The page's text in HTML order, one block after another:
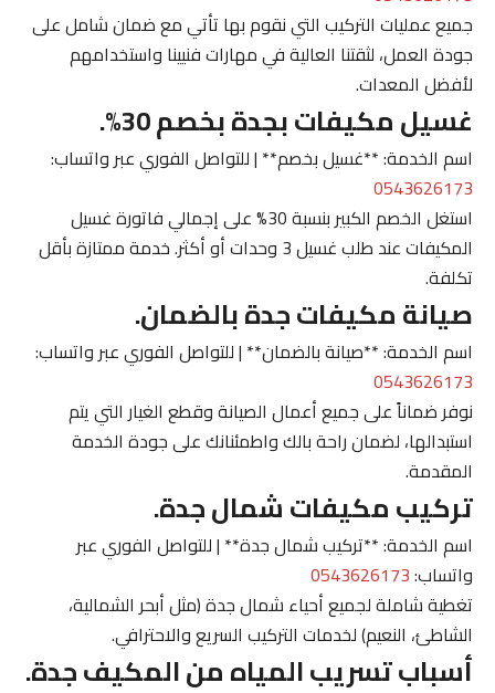
جميع عمليات التركيب التي نقوم بها تأتي مع ضمان شامل على
جودة العمل، لثقتنا العالية في مهارات فنيينا واستخدامهم
لأفضل المعدات.
غسيل مكيفات بجدة بخصم 30%.
اسم الخدمة: **غسيل بخصم** | للتواصل الفوري عبر واتساب:
0543626173
استغل الخصم الكبير بنسبة 30% على إجمالي فاتورة غسيل
المكيفات عند طلب غسيل 3 وحدات أو أكثر. خدمة ممتازة بأقل
تكلفة.
صيانة مكيفات جدة بالضمان.
اسم الخدمة: **صيانة بالضمان** | للتواصل الفوري عبر واتساب:
0543626173
نوفر ضماناً على جميع أعمال الصيانة وقطع الغيار التي يتم
استبدالها، لضمان راحة بالك واطمئنانك على جودة الخدمة
المقدمة.
تركيب مكيفات شمال جدة.
اسم الخدمة: **تركيب شمال جدة** | للتواصل الفوري عبر
واتساب:0543626173
تغطية شاملة لجميع أحياء شمال جدة (مثل أبحر الشمالية،
الشاطئ، النعيم) لخدمات التركيب السريع والاحترافي.
أسباب تسريب المياه من المكيف جدة.